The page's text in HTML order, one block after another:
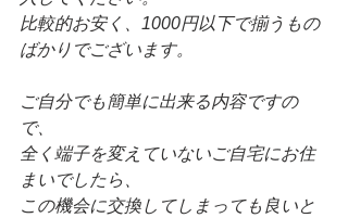
比較的お安く、1000円以下で揃うもの
ばかりでございます。
ご自分でも簡単に出来る内容ですの
で、
全く端子を変えていないご自宅にお住
まいでしたら、
この機会に交換してしまっても良いと